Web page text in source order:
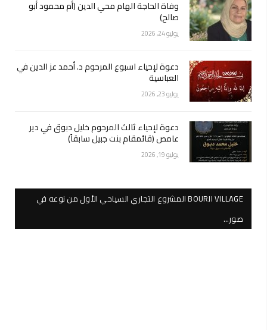
وفاة الحاجة الهام محي الدين (أم محمود أبو
صالح)
يوليو 24, 2026
دعوة لإحياء اسبوع المرحوم د. أحمد عز الدين في
العباسية
يوليو 23, 2026
دعوة لإحياء ثالث المرحوم خليل دبوق في دير
عامص (قائمقام بنت جبيل سابقاً)
يوليو 19, 2026
BOURJI VILLAGE المشروع التجاري السياحي الأول من نوعه في
صور…